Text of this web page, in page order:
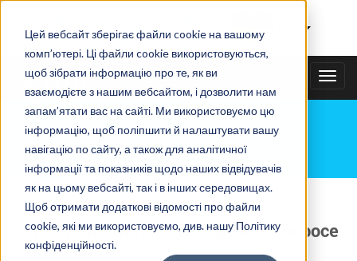
Цей вебсайт зберігає файли cookie на вашому
комп’ютері. Ці файли cookie використовуються,
щоб зібрати інформацію про те, як ви
взаємодієте з нашим вебсайтом, і дозволити нам
запам’ятати вас на сайті. Ми використовуємо цю
інформацію, щоб поліпшити й налаштувати вашу
навігацію по сайту, а також для аналітичної
інформації та показників щодо наших відвідувачів
як на цьому вебсайті, так і в інших середовищах.
Щоб отримати додаткові відомості про файли
cookie, які ми використовуємо, див. нашу Політику
конфіденційності.
+38(067)3538585
БЛОГ
Главная »Блог»Что нужно знать о телефонном опросе
Что нужно знать о телефонном опросе